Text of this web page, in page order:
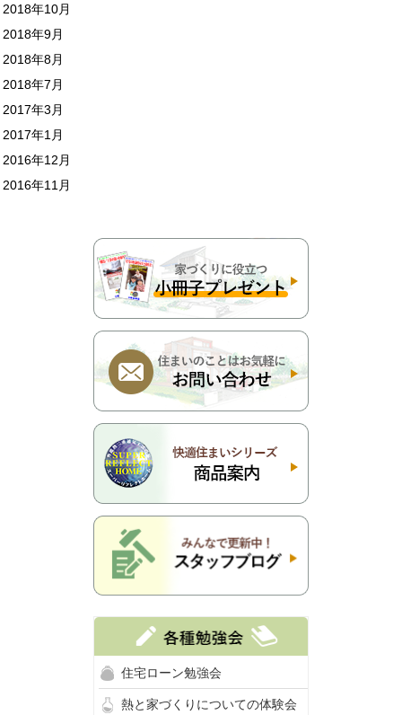
2018年10月
2018年9月
2018年8月
2018年7月
2017年3月
2017年1月
2016年12月
2016年11月
住宅ローン勉強会
熱と家づくりについての体験会